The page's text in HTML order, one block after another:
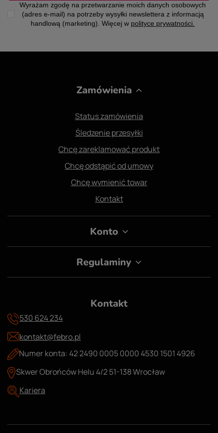
Wyrażam zgodę na przetwarzanie moich danych osobowych
(adres e-mail) na potrzeby wysyłki newslettera z informacją
handlową (marketing). Więcej w polityce prywatności.
Zamówienia
Status zamówienia
Śledzenie przesyłki
Chcę zareklamować produkt
Chcę odstąpić od umowy
Chcę wymienić towar
Kontakt
Konto
Regulaminy
Kontakt
530 624 234
kontakt@febro.pl
Numer konta: 42 2490 0005 0000 4530 1501 4926
Skwer Obrońców Helu 4/2 51-138 Wrocław
Kariera